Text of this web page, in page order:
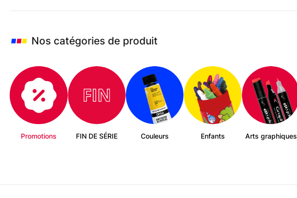
choisies
page
du
produit
Nos catégories de produit
Promotions FIN DE SÉRIE Couleurs Enfants Arts graphiques